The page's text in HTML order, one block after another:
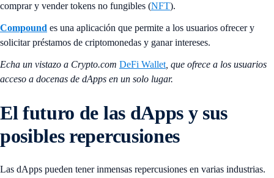
comprar y vender tokens no fungibles (NFT).
Compound es una aplicación que permite a los usuarios ofrecer y
solicitar préstamos de criptomonedas y ganar intereses.
Echa un vistazo a Crypto.com DeFi Wallet , que ofrece a los usuarios
acceso a docenas de dApps en un solo lugar.
El futuro de las dApps y sus
posibles repercusiones
Las dApps pueden tener inmensas repercusiones en varias industrias.